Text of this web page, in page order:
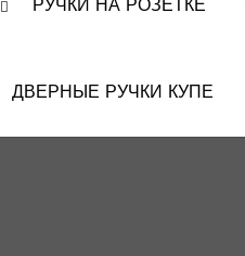
РУЧКИ НА РОЗЕТКЕ
ДВЕРНЫЕ РУЧКИ КУПЕ